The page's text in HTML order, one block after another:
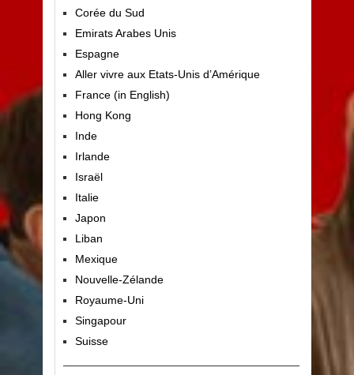
Corée du Sud
Emirats Arabes Unis
Espagne
Aller vivre aux Etats-Unis d’Amérique
France (in English)
Hong Kong
Inde
Irlande
Israël
Italie
Japon
Liban
Mexique
Nouvelle-Zélande
Royaume-Uni
Singapour
Suisse